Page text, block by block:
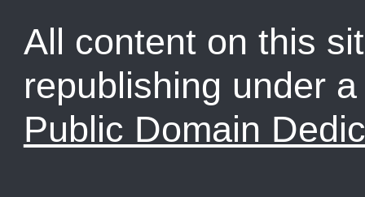
All content on this
republishing under
Public Domain